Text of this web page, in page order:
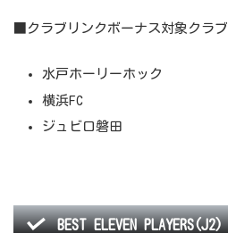
■クラブリンクボーナス対象クラブ
水戸ホーリーホック
横浜FC
ジュビロ磐田
BEST ELEVEN PLAYERS(J2)